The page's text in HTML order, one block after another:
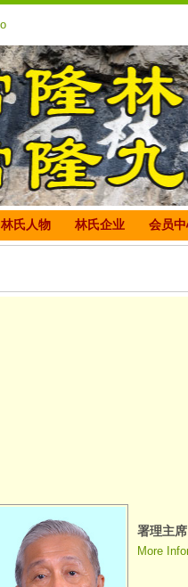
林氏人物 林氏企业 会员
署理主
More